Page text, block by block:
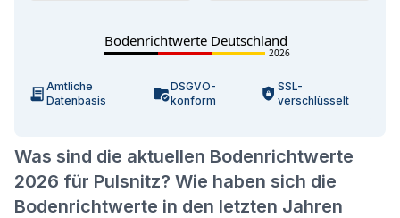
Was sind die aktuellen Bodenrichtwerte
2026 für Pulsnitz? Wie haben sich die
Bodenrichtwerte in den letzten Jahren
Bodenrichtwerte Deutschland
2026
Amtliche
Datenbasis
DSGVO-
konform
SSL-
verschlüsselt